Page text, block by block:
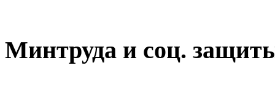
Минтруда и соц.